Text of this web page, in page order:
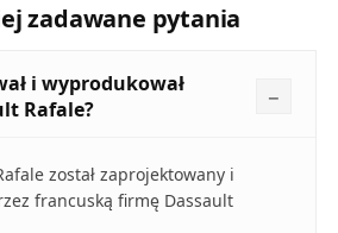
zadawane pytania
i wyprodukował
Rafale?
został zaprojektowany i
francuską firmę Dassault